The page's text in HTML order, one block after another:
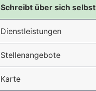
Schreibt über sich selbst
Dienstleistungen
Stellenangebote
Karte